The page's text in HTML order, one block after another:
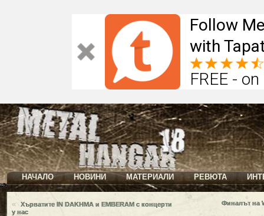
Follow
with
FREE -
НАЧАЛО НОВИНИ МАТЕРИАЛИ РЕВЮТА
«
Хърватите IN DAKHMA и EMBERAM с концерти
у нас
Финалът на